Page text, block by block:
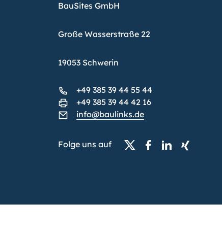
BauSites GmbH
Große Wasserstraße 22
19053 Schwerin
+49 385 39 44 55 44
+49 385 39 44 42 16
info@baulinks.de
Folge uns auf